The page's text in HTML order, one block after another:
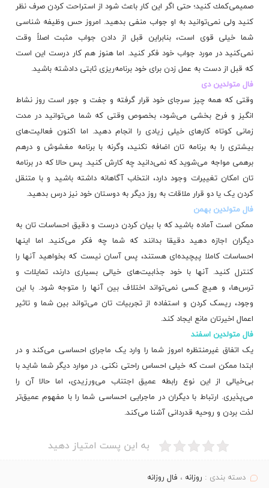
صمیمی‌كمك كنید؛ حتی اگر این كار باعث شود از استراحت كردن صرف نظر
كنید ولی نمی‌توانید به او جواب منفی بدهید. امروز حس وظیفه شناسی
شما خیلی قوی است، بنابراین قبل از دادن جواب مثبت اصلاً وقت
نمی‌كنید در مورد جواب خود فكر كنید. اما هنوز هم كار درست این است
كه قبل از دست به عمل زدن برای خود برنامه‌ریزی ثابتی دادشته باشید.
فال متولدین دی
وقتی که همه چیز سرجای خود قرار گرفته و جفت و جور است روز نشاط
انگیز و فرح بخشی می‌شود، بخصوص وقتی که شما می‌توانید در مدت
زمانی کوتاه کارهای خیلی زیادی را انجام دهید. اما اکنون فعالیت‌های
بیشتری را به برنامه تان اضافه نکنید، وگرنه با برنامه مغشوش و درهم
برهمی مواجه می‌شوید که نمی‌دانید چه کارش کنید. پس حالا که در برنامه
تان امکان تغییرات وجود دارد، انتخاب آگاهانه داشته باشید و با متنقل
کردن یک یا دو قرار ملاقات به روز دیگر به دوستان خود نیز درس بدهید.
فال متولدین بهمن
ممکن است آماده باشید که با بیان کردن درست و دقیق احساسات تان به
دیگران اجازه دهید دقیقا بدانند که شما چه فکر می‌کنید. اما اینها
احساسات کاملا پیچیده‌ای هستند، پس آسان نیست که بخواهید آنها را
کنترل کنید. آنها با خود جذابیت‌های خیالی بسیاری دارند، تمایلات و
ترس‌ها، و هیچ کسی نمی‌تواند اختلاف بین آنها را متوجه شود. با این
وجود، ریسک کردن و استفاده از تجربیات تان می‌تواند بین شما و تاثیر
اعمال اخیرتان مانع ایجاد کند.
فال متولدین اسفند
یک اتفاق غیرمنتظره امروز شما را وارد یک ماجرای احساسی می‌کند و در
ابتدا ممکن است که خیلی احساس راحتی نکنی. در موارد دیگر شما شاید با
بی‌خیالی از این نوع رابطه عمیق اجتناب می‌ورزیدی، اما حالا آن را
می‌پذیری. ارتباط با دیگران در ماجرایی احساسی شما را با مفهوم عمیق‌تر
لذت بردن و روحیه قدردانی آشنا می‌کند.
به این پست امتیاز دهید
دسته بندی : روزانه ، فال روزانه